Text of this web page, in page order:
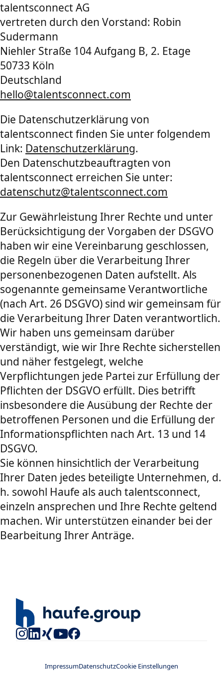
talentsconnect AG
vertreten durch den Vorstand: Robin
Sudermann
Niehler Straße 104 Aufgang B, 2. Etage
50733 Köln
Deutschland
hello@talentsconnect.com
Die Datenschutzerklärung von
talentsconnect finden Sie unter folgendem
Link: Datenschutzerklärung.
Den Datenschutzbeauftragten von
talentsconnect erreichen Sie unter:
datenschutz@talentsconnect.com
Zur Gewährleistung Ihrer Rechte und unter
Berücksichtigung der Vorgaben der DSGVO
haben wir eine Vereinbarung geschlossen,
die Regeln über die Verarbeitung Ihrer
personenbezogenen Daten aufstellt. Als
sogenannte gemeinsame Verantwortliche
(nach Art. 26 DSGVO) sind wir gemeinsam für
die Verarbeitung Ihrer Daten verantwortlich.
Wir haben uns gemeinsam darüber
verständigt, wie wir Ihre Rechte sicherstellen
und näher festgelegt, welche
Verpflichtungen jede Partei zur Erfüllung der
Pflichten der DSGVO erfüllt. Dies betrifft
insbesondere die Ausübung der Rechte der
betroffenen Personen und die Erfüllung der
Informationspflichten nach Art. 13 und 14
DSGVO.
Sie können hinsichtlich der Verarbeitung
Ihrer Daten jedes beteiligte Unternehmen, d.
h. sowohl Haufe als auch talentsconnect,
einzeln ansprechen und Ihre Rechte geltend
machen. Wir unterstützen einander bei der
Bearbeitung Ihrer Anträge.
ImpressumDatenschutzCookie Einstellungen